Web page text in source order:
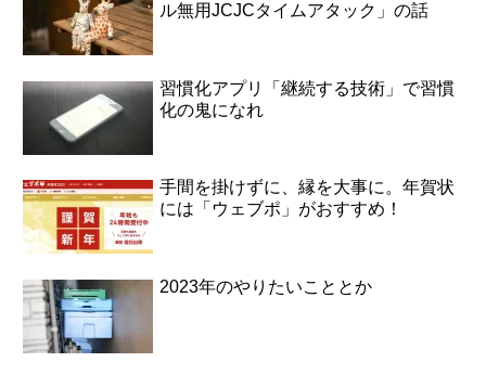
ル無用JCJCタイムアタック」の話
習慣化アプリ「継続する技術」で習慣
化の鬼になれ
手間を掛けずに、縁を大事に。年賀状
には「ウェブポ」がおすすめ！
2023年のやりたいこととか